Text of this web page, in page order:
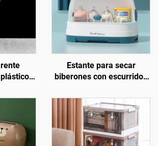
para
Estante para secar
biberones con escurridor,
de plástico para
biberones, tipo soporte,
para cocina y sala de estar